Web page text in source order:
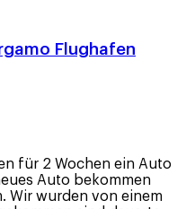
Flughafen
für 2 Wochen ein Auto
Auto bekommen
Wir wurden von einem